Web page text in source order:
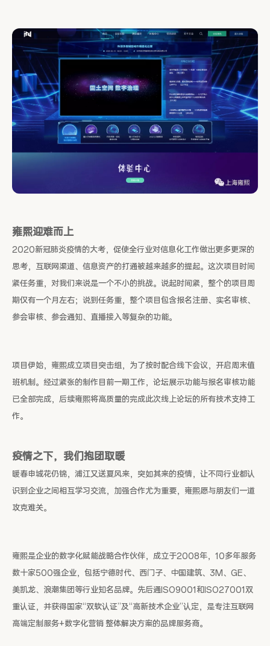
雍熙迎难而上
2020新冠肺炎疫情的大考，促使全行业对信息化工作做出更多更深的
思考，互联网渠道、信息资产的打通被越来越多的提起。这次项目时间
紧任务重，对我们来说是一个不小的挑战。说起时间紧，整个的项目周
期仅有一个月左右；说到任务重，整个项目包含报名注册、实名审核、
参会审核、参会通知、直播接入等复杂的功能。
项目伊始，雍熙成立项目突击组，为了按时配合线下会议，开启周末值
班机制。经过紧张的制作目前一期工作，论坛展示功能与报名审核功能
已全部完成，后续雍熙将高质量的完成此次线上论坛的所有技术支持工
作。
疫情之下，我们抱团取暖
暖春申城花仍锦，浦江又送夏风来，突如其来的疫情，让不同行业都认
识到企业之间相互学习交流，加强合作尤为重要，雍熙愿与朋友们一道
攻克难关。
雍熙是企业的数字化赋能战略合作伙伴，成立于2008年，10多年服务
数十家500强企业，包括宁德时代、西门子、中国建筑、3M、GE、
美凯龙、浪潮集团等行业知名品牌。先后通ISO9001和ISO27001双
重认证，并获得国家“双软认证”及“高新技术企业”认定，是专注互联网
高端定制服务+数字化营销 整体解决方案的品牌服务商。